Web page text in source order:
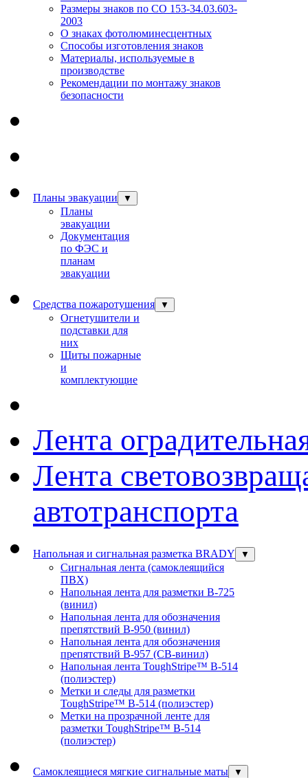
Размеры знаков по СО 153-34.03.603-
2003
О знаках фотолюминесцентных
Способы изготовления знаков
Материалы, используемые в
производстве
Рекомендации по монтажу знаков
безопасности
Планы эвакуации ▼
Планы
эвакуации
Документация
по ФЭС и
планам
эвакуации
Средства пожаротушения ▼
Огнетушители и
подставки для
них
Щиты пожарные
и
комплектующие
Лента
Лента
автотранспорта
Напольная и сигнальная разметка BRADY ▼
Сигнальная лента (самоклеящийся
ПВХ)
Напольная лента для разметки В-725
(винил)
Напольная лента для обозначения
препятствий В-950 (винил)
Напольная лента для обозначения
препятствий В-957 (СВ-винил)
Напольная лента ToughStripe™ В-514
(полиэстер)
Метки и следы для разметки
ToughStripe™ В-514 (полиэстер)
Метки на прозрачной ленте для
разметки ToughStripe™ В-514
(полиэстер)
Самоклеящиеся мягкие сигнальные маты ▼